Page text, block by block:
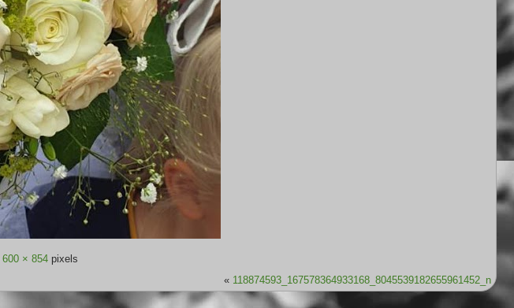
600 × 854pixels
« 118874593_167578364933168_8045539182655961452_n